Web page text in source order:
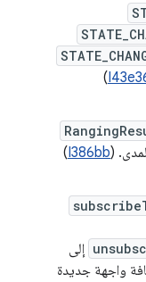
)
(
I386bb
)
إلى